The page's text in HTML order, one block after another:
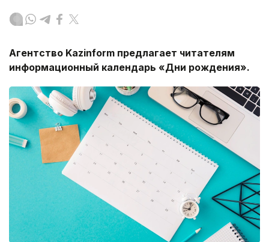
Агентство Kazinform предлагает читателям
информационный календарь «Дни рождения».